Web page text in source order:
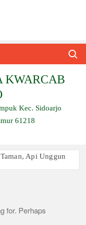
KWARCAB
Kec. Sidoarjo
61218
Api Unggun
Ujian, Inilah
dan Buka
for. Perhaps